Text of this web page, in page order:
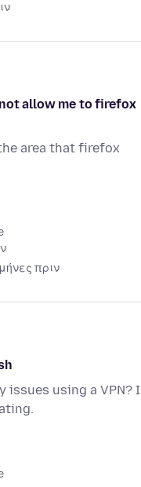
allow me to firefox
area that firefox
πριν
using a VPN? I